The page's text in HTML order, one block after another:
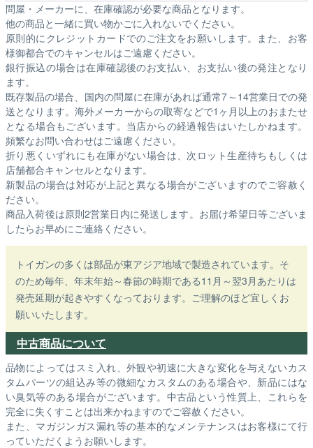
問屋・メーカーに、在庫確認が必要な商品となります。
他の商品と一緒に買い物かごに入れないでください。
原則的にクレジットカードでのご注文をお願いします。また、お客
様御都合でのキャンセルはご遠慮ください。
銀行振込の場合は在庫確認後のお支払い、お支払い後の発注となり
ます。
既存製品の場合、国内の問屋に在庫があれば通常7～14営業日での発
送となります。海外メーカーからの取寄などで1ヶ月以上のおまたせ
となる場合もございます。 当店からの経過報告はいたしかねます。
頻繁なお問い合わせはご遠慮ください。
折り悪くいずれにも在庫がない場合は、次ロット生産待ちもしくは
店舗都合キャンセルとなります。
新製品の場合は対応が上記と異なる場合がございますのでご容赦く
ださい。
商品入荷後は原則2営業日内に発送します。お届け希望日等ございま
したらお早めにご連絡ください。
トイガンの多くは部品が東アジア地域で製造されています。そ
のため毎年、年末年始～春節の時期である11月～翌3月あたりは
発売延期が起きやすくなっております。ご理解のほど宜しくお
願いいたします。
中古商品について
品物によってはスミ入れ、外観や初速に大きな変化を与えないカス
タムパーツの組込み等の微細なカスタムのある場合や、新品にはな
い臭気等のある場合がございます。中古品という性質上、これらを
完全に失くすことは出来かねますのでご容赦ください。
また、マガジンガス漏れ等の基本的なメンテナンスはお客様にて行
っていただくようお願いします。